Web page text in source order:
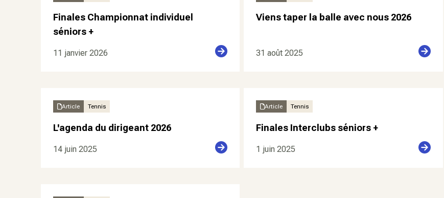
Finales Championnat individuel
séniors +
11 janvier 2026
Viens taper la balle avec nous 2026
31 août 2025
Article Tennis
L'agenda du dirigeant 2026
14 juin 2025
Article Tennis
Finales Interclubs séniors +
1 juin 2025